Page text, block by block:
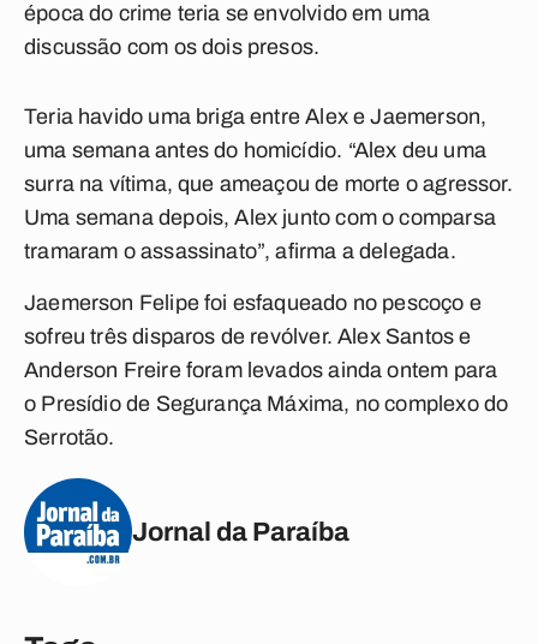
época do crime teria se envolvido em uma
discussão com os dois presos.
Teria havido uma briga entre Alex e Jaemerson,
uma semana antes do homicídio. “Alex deu uma
surra na vítima, que ameaçou de morte o agressor.
Uma semana depois, Alex junto com o comparsa
tramaram o assassinato”, afirma a delegada.
Jaemerson Felipe foi esfaqueado no pescoço e
sofreu três disparos de revólver. Alex Santos e
Anderson Freire foram levados ainda ontem para
o Presídio de Segurança Máxima, no complexo do
Serrotão.
Jornal da Paraíba